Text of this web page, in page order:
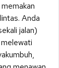
Anda
jalan)